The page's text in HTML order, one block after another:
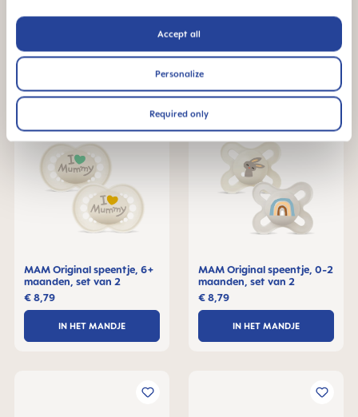
Accept all
Personalize
Required only
MAM Original speentje, 6+
maanden, set van 2
€ 8,79
IN HET MANDJE
MAM Original speentje, 0-2
maanden, set van 2
€ 8,79
IN HET MANDJE